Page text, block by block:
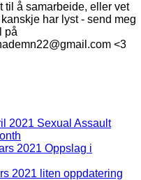
til å samarbeide, eller vet
har lyst - send meg
på
<3
2021 Sexual Assault
2021 Oppslag i
2021 liten oppdatering